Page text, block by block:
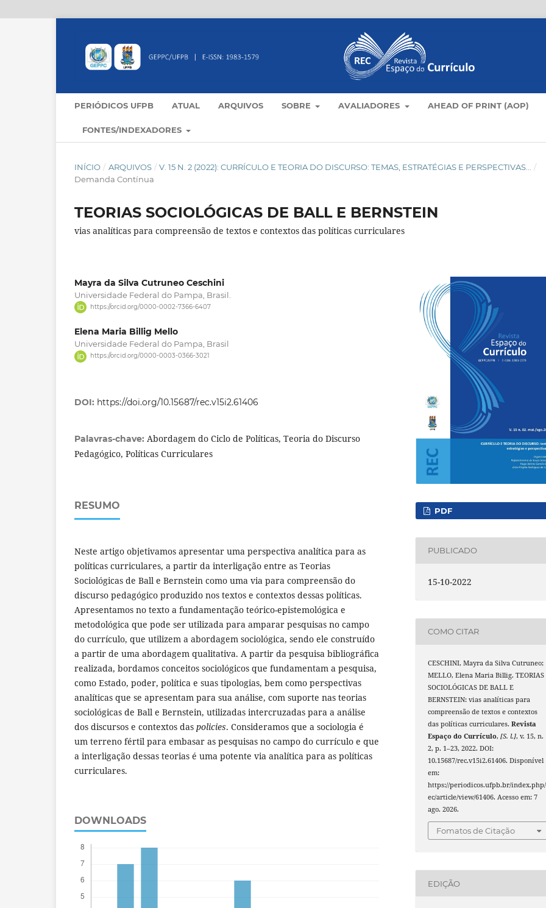
PERIÓDICOS UFPB ATUAL ARQUIVOS SOBRE AVALIADORES AHEAD OF PRINT (AOP)
FONTES/INDEXADORES
INÍCIO / ARQUIVOS / V. 15 N. 2 (2022): CURRÍCULO E TEORIA DO DISCURSO: TEMAS, ESTRATÉGIAS E PERSPECTIVAS...
/
Demanda Contínua
TEORIAS SOCIOLÓGICAS DE BALL E BERNSTEIN
vias analíticas para compreensão de textos e contextos das políticas curriculares
Mayra da Silva Cutruneo Ceschini
Universidade Federal do Pampa, Brasil.
https://orcid.org/0000-0002-7366-6407
Elena Maria Billig Mello
Universidade Federal do Pampa, Brasil
https://orcid.org/0000-0003-0366-3021
DOI: https://doi.org/10.15687/rec.v15i2.61406
Palavras-chave: Abordagem do Ciclo de Políticas, Teoria do Discurso
Pedagógico, Políticas Curriculares
RESUMO
Neste artigo objetivamos apresentar uma perspectiva analítica para as
políticas curriculares, a partir da interligação entre as Teorias
Sociológicas de Ball e Bernstein como uma via para compreensão do
discurso pedagógico produzido nos textos e contextos dessas políticas.
Apresentamos no texto a fundamentação teórico-epistemológica e
metodológica que pode ser utilizada para amparar pesquisas no campo
do currículo, que utilizem a abordagem sociológica, sendo ele construído
a partir de uma abordagem qualitativa. A partir da pesquisa bibliográfica
realizada, bordamos conceitos sociológicos que fundamentam a pesquisa,
como Estado, poder, política e suas tipologias, bem como perspectivas
analíticas que se apresentam para sua análise, com suporte nas teorias
sociológicas de Ball e Bernstein, utilizadas intercruzadas para a análise
dos discursos e contextos das policies. Consideramos que a sociologia é
um terreno fértil para embasar as pesquisas no campo do currículo e que
a interligação dessas teorias é uma potente via analítica para as políticas
curriculares.
DOWNLOADS
PDF
PUBLICADO
15-10-2022
COMO CITAR
CESCHINI, Mayra da Silva Cutruneo;
MELLO, Elena Maria Billig. TEORIAS
SOCIOLÓGICAS DE BALL E
BERNSTEIN: vias analíticas para
compreensão de textos e contextos
das políticas curriculares.Revista
Espaço do Currículo,[S. l.], v. 15, n.
2, p. 1–23, 2022. DOI:
10.15687/rec.v15i2.61406. Disponível
em:
https://periodicos.ufpb.br/
ec/article/view/61406. Acesso em: 7
ago. 2026.
Fomatos de Citação
EDIÇÃO